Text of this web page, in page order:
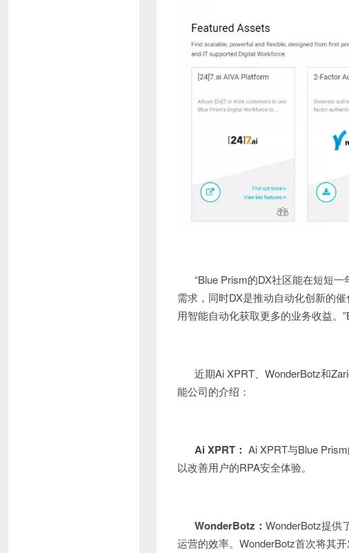
“Blue Prism的DX社区能在短短
需求，同时DX是推动自动化创新的
用智能自动化获取更多的业务收益。
近期Ai XPRT、WonderBotz和
能公司的介绍：
Ai XPRT ： Ai XPRT与Blue
以改善用户的RPA安全体验。
WonderBotz ： WonderBotz提供
运营的效率。WonderBotz首次将其